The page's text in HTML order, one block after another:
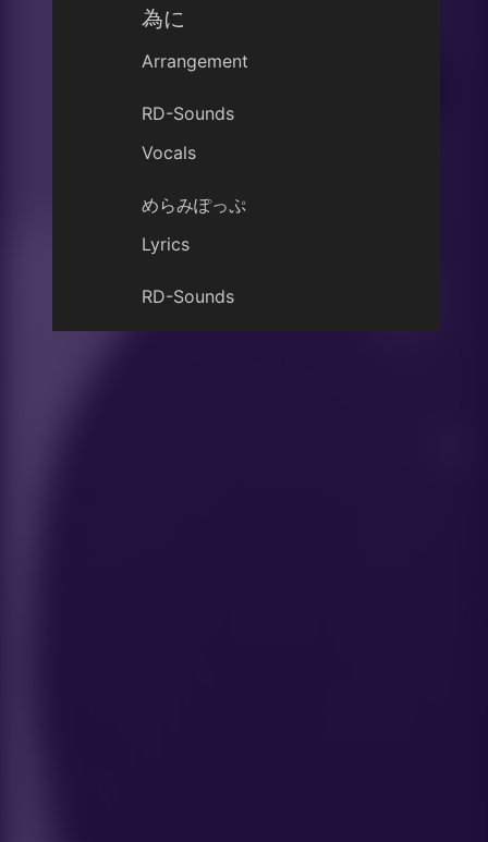
為に
Arrangement
RD-Sounds
Vocals
めらみぽっぷ
Lyrics
RD-Sounds